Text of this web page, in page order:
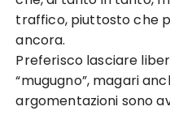
traffico, piuttosto che
ancora.
Preferisco lasciare
“mugugno”, magari
argomentazioni sono